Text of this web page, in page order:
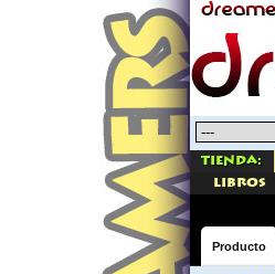
Tienda:
libros
Producto